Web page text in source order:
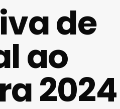
de
ao
2024